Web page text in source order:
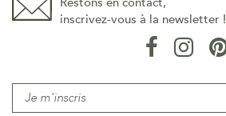
inscrivez-vous à la newsletter !